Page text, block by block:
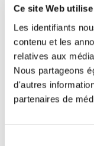
Ce site Web
Les identifiants
contenu et les
relatives aux
Nous partageons
d'autres
partenaires de
intéressant.
Quand elle était
(collectionner)des
Le train
retard.